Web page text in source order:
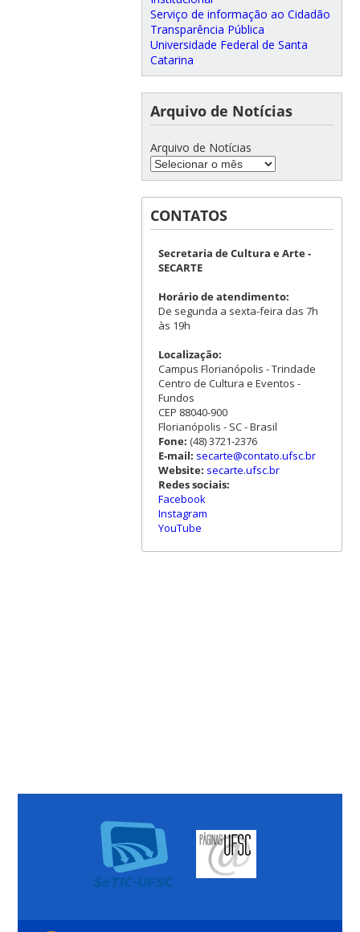
Serviço de informação ao Cidadão
Transparência Pública
Universidade Federal de Santa
Catarina
Arquivo de Notícias
Arquivo de Notícias
CONTATOS
Secretaria de Cultura e Arte -
SECARTE
Horário de atendimento:
De segunda a sexta-feira das 7h
às 19h
Localização:
Campus Florianópolis - Trindade
Centro de Cultura e Eventos -
Fundos
CEP 88040-900
Florianópolis - SC - Brasil
Fone: (48) 3721-2376
E-mail: secarte@contato.ufsc.br
Website: secarte.ufsc.br
Redes sociais:
Facebook
Instagram
YouTube